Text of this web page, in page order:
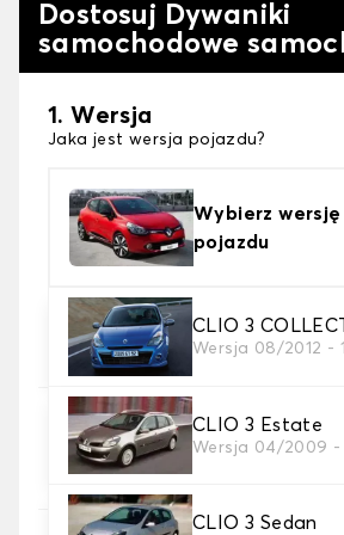
Dostosuj Dywaniki
samochodowe
1. Wersja
Jaka jest wersja pojazdu?
Wybierz wersję
pojazdu
CLIO 3
Wersja 08/2012 -
CLIO 3 Estate
Wersja 04/2009 -
CLIO 3 Sedan
2. Materiał
wybierz materiał dywanika
3. gra dywanowa
wybierz liczbę potrzebnych
samochodowych